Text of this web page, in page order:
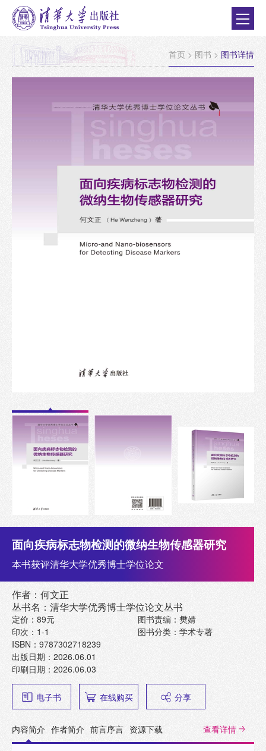
首页 > 图书 > 图书详情
面向疾病标志物检测的微纳生物传感器研究
本书获评清华大学优秀博士学位论文
作者：何文正
丛书名：清华大学优秀博士学位论文丛书
定价：89元
印次：1-1
ISBN：9787302718239
出版日期：2026.06.01
印刷日期：2026.06.03
图书责编：樊婧
图书分类：学术专著
电子书 在线购买 分享
内容简介 作者简介 前言序言 资源下载 查看详情